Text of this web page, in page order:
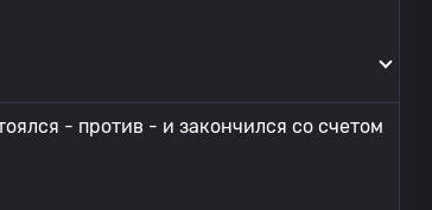
- против - и закончился со счетом